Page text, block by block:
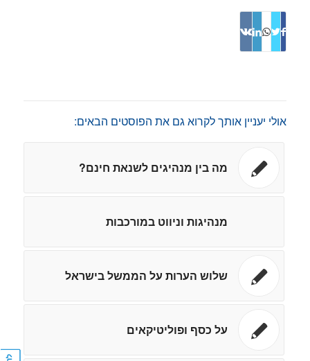
אולי יעניין אותך לקרוא גם את הפוסטים הבאים:
מה בין מנהיגים לשנאת חינם?
מנהיגות וניווט במורכבות
שלוש הערות על הממשל בישראל
על כסף ופוליטיקאים